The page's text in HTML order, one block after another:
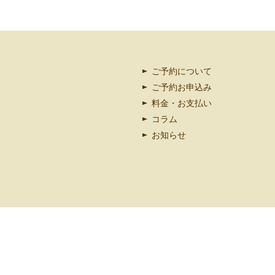
ご予約について
ご予約お申込み
料金・お支払い
コラム
お知らせ